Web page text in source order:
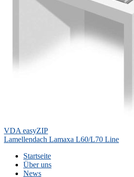
Beitragsnavigation
VDA easyZIP
Lamellendach Lamaxa L60/L70 Line
Startseite
Über uns
News